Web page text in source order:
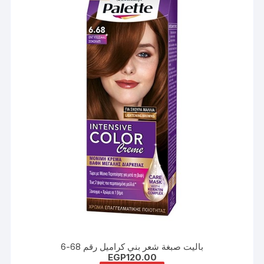
باليت صبغة شعر بني كراميل رقم 68-6
EGP120.00